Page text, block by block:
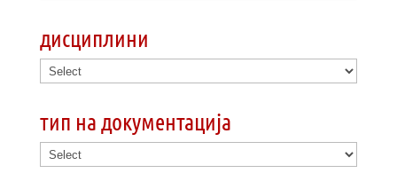
дисциплини
тип на документација